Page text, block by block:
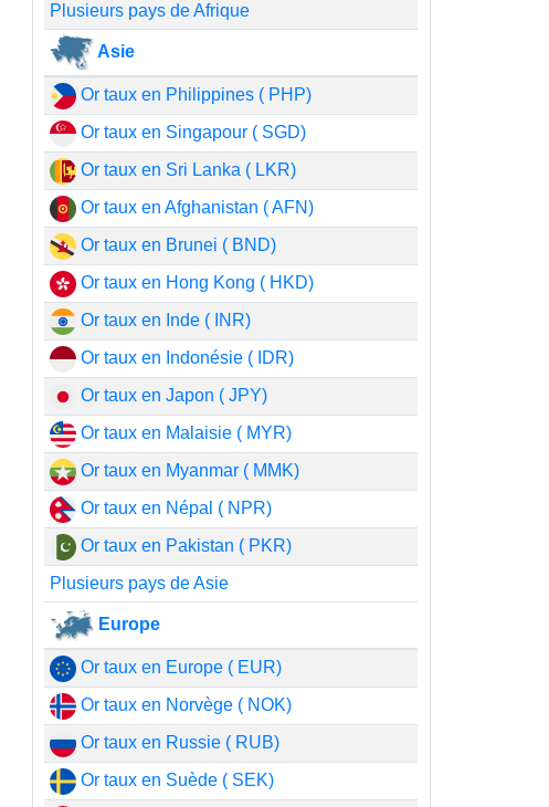
Plusieurs pays de Afrique
Asie
Or taux en Philippines ( PHP)
Or taux en Singapour ( SGD)
Or taux en Sri Lanka ( LKR)
Or taux en Afghanistan ( AFN)
Or taux en Brunei ( BND)
Or taux en Hong Kong ( HKD)
Or taux en Inde ( INR)
Or taux en Indonésie ( IDR)
Or taux en Japon ( JPY)
Or taux en Malaisie ( MYR)
Or taux en Myanmar ( MMK)
Or taux en Népal ( NPR)
Or taux en Pakistan ( PKR)
Plusieurs pays de Asie
Europe
Or taux en Europe ( EUR)
Or taux en Norvège ( NOK)
Or taux en Russie ( RUB)
Or taux en Suède ( SEK)